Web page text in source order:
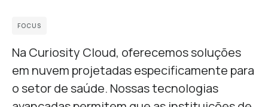
FOCUS
Na Curiosity Cloud, oferecemos soluções
em nuvem projetadas especificamente para
o setor de saúde. Nossas tecnologias